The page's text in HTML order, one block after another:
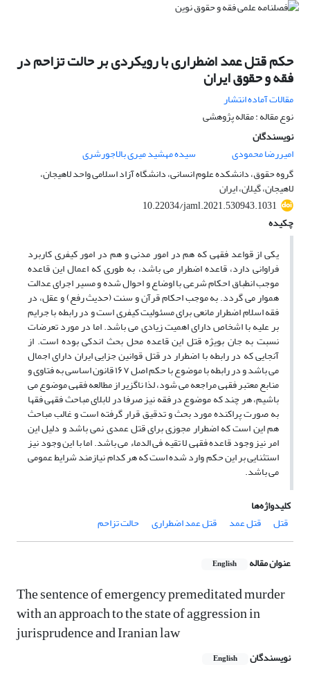
حکم قتل عمد اضطراری با رویکردی بر حالت تزاحم در
فقه و حقوق ایران
مقالات آماده انتشار
نوع مقاله : مقاله پژوهشی
نویسندگان
امیررضا محمودی
سیده مهشید میری بالاجورشری
گروه حقوق، دانشکده علوم انسانی، دانشگاه آزاد اسلامی واحد لاهیجان،
لاهیجان، گیلان، ایران
10.22034/jaml.2021.530943.1031
چکیده
یکی از قواعد فقهی که هم در امور مدنی و هم در امور کیفری کاربرد
فراوانی دارد، قاعده اضطرار می باشد، به طوری که اعمال این قاعده
موجب انطباق احکام شرعی با اوضاع و احوال شده و مسیر اجرای عدالت
هموار می گردد. به موجب احکام قرآن و سنت (حدیث رفع) و عقل، در
فقه اسلام اضطرار مانعی برای مسئولیت کیفری است و در رابطه با جرایم
بر علیه با اشخاص دارای اهمیت زیادی می باشد. اما در مورد تعرضات
نسبت به جان بویژه قتل این قاعده محل بحث اندکی بوده است. از
آنجایی که در رابطه با اضطرار در قتل قوانین جزایی ایران دارای اجمال
می باشد و در رابطه با موضوع با حکم اصل ۱۶۷ قانون اساسی به فتاوی و
منابع معتبر فقهی مراجعه می شود، لذا ناگزیر از مطالعه فقهی موضوع می
باشیم، هر چند که موضوع در فقه نیز صرفا در لابلای مباحث فقهی فقها
به صورت پراکنده مورد بحث و تدقیق قرار گرفته است و غالب مباحث
هم این است که اضطرار مجوزی برای قتل عمدی نمی باشد و دلیل این
امر نیز وجود قاعده فقهی لا تقیه فی الدماء می باشد. اما با این وجود نیز
استثنایی بر این حکم وارد شده است که هر کدام نیازمند شرایط عمومی
می باشد.
کلیدواژه‌ها
قتل
قتل عمد قتل عمد اضطراری حالت تزاحم
عنوان مقاله English
The sentence of emergency premeditated murder
with an approach to the state of aggression in
jurisprudence and Iranian law
نویسندگان English